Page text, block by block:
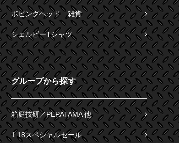
ボビングヘッド 雑貨
シェルビーTシャツ
グループから探す
箱庭技研／PEPATAMA 他
1:18スペシャルセール